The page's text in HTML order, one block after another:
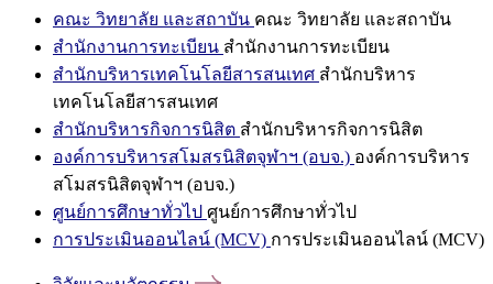
คณะ วิทยาลัย และสถาบัน คณะ วิทยาลัย และสถาบัน
สำนักงานการทะเบียน สำนักงานการทะเบียน
สำนักบริหารเทคโนโลยีสารสนเทศ สำนักบริหาร
เทคโนโลยีสารสนเทศ
สำนักบริหารกิจการนิสิต สำนักบริหารกิจการนิสิต
องค์การบริหารสโมสรนิสิตจุฬาฯ (อบจ.) องค์การบริหาร
สโมสรนิสิตจุฬาฯ (อบจ.)
ศูนย์การศึกษาทั่วไป ศูนย์การศึกษาทั่วไป
การประเมินออนไลน์ (MCV) การประเมินออนไลน์ (MCV)